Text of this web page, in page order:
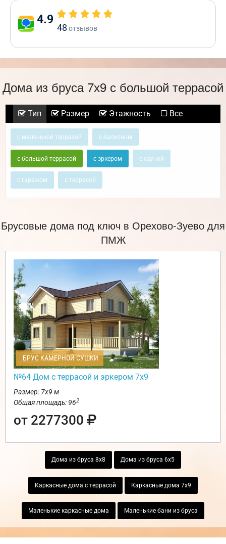
4.9
48 отзывов
Дома из бруса 7х9 с большой террасой
Тип Размер Этажность Все
с маленькой террасой с балконом
с большой террасой с эркером с сауной
с гаражом с террасой
Брусовые дома под ключ в Орехово-Зуево для
ПМЖ
БРУС КАМЕРНОЙ СУШКИ
№64 Дом с террасой и эркером 7х9
Размер: 7х9 м
Общая площадь: 962
от 2277300
Дома из бруса 8х8 Дома из бруса 6х5
Каркасные дома с террасой Каркасные дома 7х9
Маленькие каркасные дома Маленькие бани из бруса